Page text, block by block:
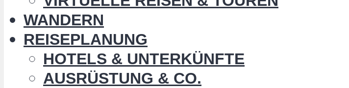
WANDERN
REISEPLANUNG
HOTELS & UNTERKÜNFTE
AUSRÜSTUNG & CO.